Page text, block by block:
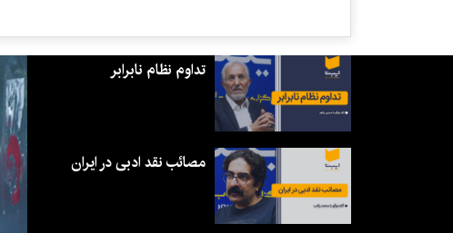
تداوم نظام نابرابر
مصائب نقد ادبی در ایران